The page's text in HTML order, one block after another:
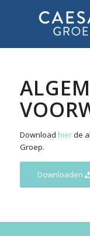
Download hierde
Groep.
Downloaden